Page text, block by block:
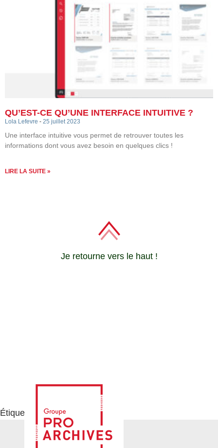
QU’EST-CE QU’UNE INTERFACE INTUITIVE ?
Lola Lefevre 25 juillet 2023
Une interface intuitive vous permet de retrouver toutes les
informations dont vous avez besoin en quelques clics !
LIRE LA SUITE »
Je retourne vers le haut !
Étiqueté Archivage RGPD